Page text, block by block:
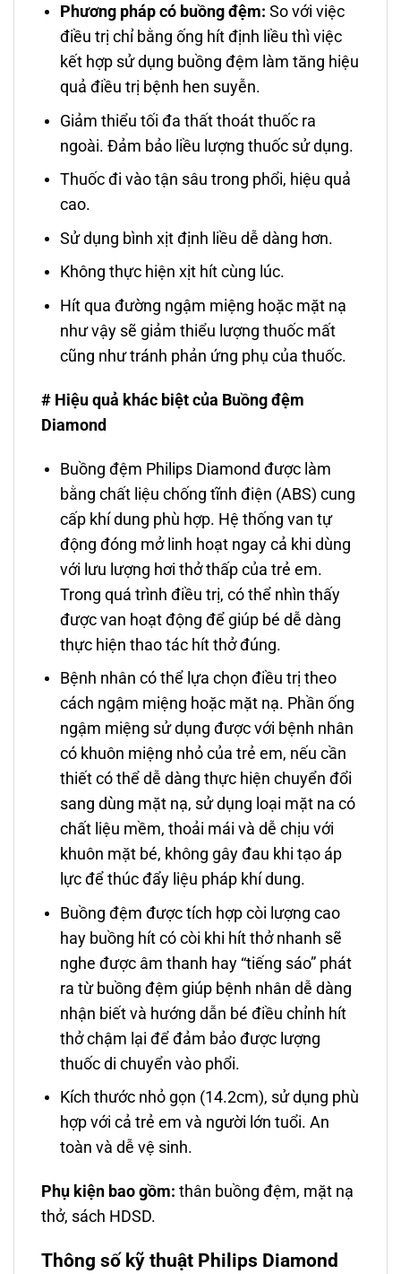
Phương pháp có buồng đệm: So với việc
điều trị chỉ bằng ống hít định liều thì việc
kết hợp sử dụng buồng đệm làm tăng hiệu
quả điều trị bệnh hen suyễn.
Giảm thiểu tối đa thất thoát thuốc ra
ngoài. Đảm bảo liều lượng thuốc sử dụng.
Thuốc đi vào tận sâu trong phổi, hiệu quả
cao.
Sử dụng bình xịt định liều dễ dàng hơn.
Không thực hiện xịt hít cùng lúc.
Hít qua đường ngậm miệng hoặc mặt nạ
như vậy sẽ giảm thiểu lượng thuốc mất
cũng như tránh phản ứng phụ của thuốc.
# Hiệu quả khác biệt của Buồng đệm
Diamond
Buồng đệm Philips Diamond được làm
bằng chất liệu chống tĩnh điện (ABS) cung
cấp khí dung phù hợp. Hệ thống van tự
động đóng mở linh hoạt ngay cả khi dùng
với lưu lượng hơi thở thấp của trẻ em.
Trong quá trình điều trị, có thể nhìn thấy
được van hoạt động để giúp bé dễ dàng
thực hiện thao tác hít thở đúng.
Bệnh nhân có thể lựa chọn điều trị theo
cách ngậm miệng hoặc mặt nạ. Phần ống
ngậm miệng sử dụng được với bệnh nhân
có khuôn miệng nhỏ của trẻ em, nếu cần
thiết có thể dễ dàng thực hiện chuyển đổi
sang dùng mặt nạ, sử dụng loại mặt na có
chất liệu mềm, thoải mái và dễ chịu với
khuôn mặt bé, không gây đau khi tạo áp
lực để thúc đẩy liệu pháp khí dung.
Buồng đệm được tích hợp còi lượng cao
hay buồng hít có còi khi hít thở nhanh sẽ
nghe được âm thanh hay “tiếng sáo” phát
ra từ buồng đệm giúp bệnh nhân dễ dàng
nhận biết và hướng dẫn bé điều chỉnh hít
thở chậm lại để đảm bảo được lượng
thuốc di chuyển vào phổi.
Kích thước nhỏ gọn (14.2cm), sử dụng phù
hợp với cả trẻ em và người lớn tuổi. An
toàn và dễ vệ sinh.
Phụ kiện bao gồm: thân buồng đệm, mặt nạ
thở, sách HDSD.
Thông số kỹ thuật Philips Diamond